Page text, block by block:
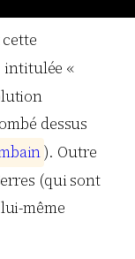
intitulée «
dessus
bain). Outre
(qui sont
même